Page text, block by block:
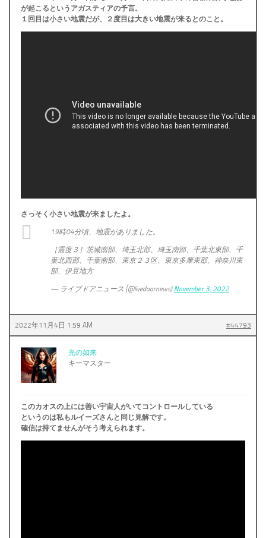
が起こるというアガスティアの予言。
１回目は小さい地震だが、２度目は大きい地震が来るとのこと。
さっそく小さい地震が来ましたよ。
19時04分頃、地震がありました。
［震度３］茨城南部、埼玉北部、埼玉南部、千葉北東部、千
葉北西部、千葉南部、東京２３区、東京多摩東部、神奈川東
部、伊豆地方
— ライブドアニュース (@livedoornews) November 3, 2022
2022年11月4日 1:59 AM #44793
光の如来
キーマスター
このカオスの上には善い宇宙人がいてコントロールしている
というのは私もルイーズさんと同じ見解です。
確信は持てませんがそう考えられます。